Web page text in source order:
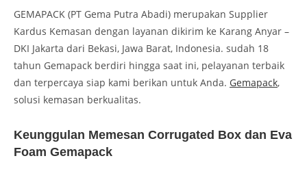
GEMAPACK (PT Gema Putra Abadi) merupakan Supplier
Kardus Kemasan dengan layanan dikirim ke Karang Anyar –
DKI Jakarta dari Bekasi, Jawa Barat, Indonesia. sudah 18
tahun Gemapack berdiri hingga saat ini, pelayanan terbaik
dan terpercaya siap kami berikan untuk Anda. Gemapack,
solusi kemasan berkualitas.
Keunggulan Memesan Corrugated Box dan Eva
Foam Gemapack